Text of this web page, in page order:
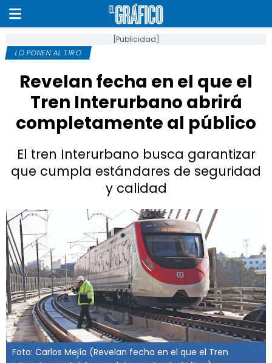
[Publicidad]
LO PONEN AL TIRO
Revelan fecha en el que el
Tren Interurbano abrirá
completamente al público
El tren Interurbano busca garantizar
que cumpla estándares de seguridad
y calidad
Foto: Carlos Mejía (Revelan fecha en el que el Tren